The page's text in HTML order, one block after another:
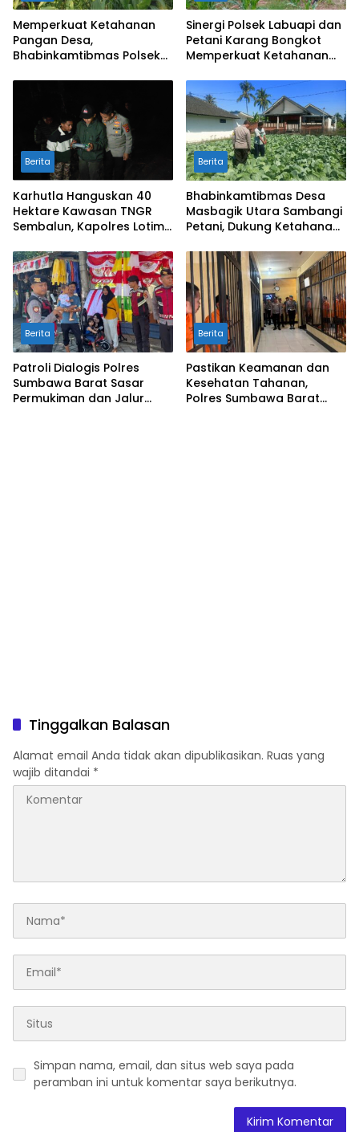
Memperkuat Ketahanan
Pangan Desa,
Bhabinkamtibmas Polsek
Kuranji Dalang
Sinergi Polsek Labuapi dan
Petani Karang Bongkot
Memperkuat Ketahanan
Berita
Karhutla Hanguskan 40
Hektare Kawasan TNGR
Sembalun, Kapolres Lotim
Api
Berita
Bhabinkamtibmas Desa
Masbagik Utara Sambangi
Petani, Dukung Ketahanan
Pangan
Berita
Patroli Dialogis Polres
Sumbawa Barat Sasar
Permukiman dan Jalur
Berita
Pastikan Keamanan dan
Kesehatan Tahanan,
Polres Sumbawa Barat
Tinggalkan Balasan
Alamat email Anda tidak akan dipublikasikan. Ruas yang
wajib ditandai *
Simpan nama, email, dan situs web saya pada
peramban ini untuk komentar saya berikutnya.